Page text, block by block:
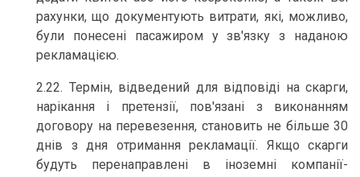
рахунки, що документують витрати, які, можливо,
були понесені пасажиром у зв'язку з наданою
рекламацією.
2.22. Термін, відведений для відповіді на скарги,
нарікання і претензії, пов'язані з виконанням
договору на перевезення, становить не більше 30
днів з дня отримання рекламації. Якщо скарги
будуть перенаправлені в іноземні компанії-